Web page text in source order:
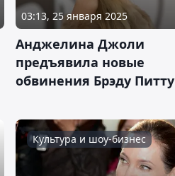
03:13, 25 января 2025
Анджелина Джоли
предъявила новые
обвинения Брэду Питту
Культура и шоу-бизнес